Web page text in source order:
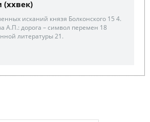
(ххвек)
исканий князя Болконского 15 4.
А.П.: дорога – символ перемен 18
литературы 21.